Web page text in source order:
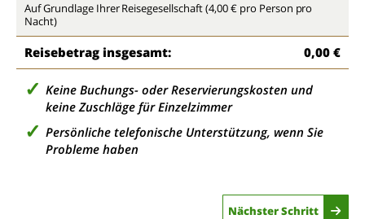
Auf Grundlage Ihrer Reisegesellschaft (4,00 € pro Person pro
Nacht)
Reisebetrag insgesamt: 0,00 €
Keine Buchungs- oder Reservierungskosten und
keine Zuschläge für Einzelzimmer
Persönliche telefonische Unterstützung, wenn Sie
Probleme haben
Nächster Schritt